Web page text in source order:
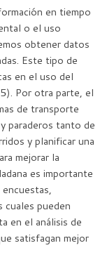
en tiempo
o el uso
obtener datos
Este tipo de
en el uso del
Por otra parte, el
de transporte
paraderos tanto de
y planificar una
mejorar la
es importante
cuales pueden
en el análisis de
satisfagan mejor